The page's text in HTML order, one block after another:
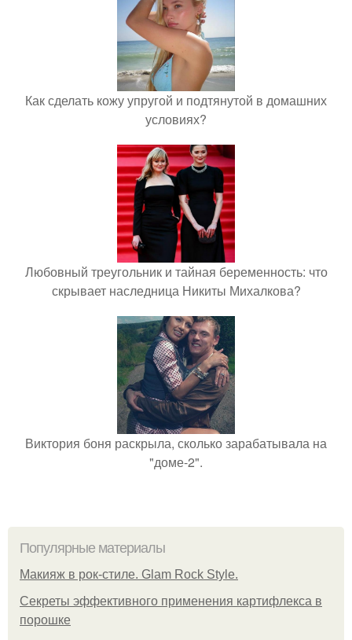
Как сделать кожу упругой и подтянутой в домашних
условиях?
Любовный треугольник и тайная беременность: что
скрывает наследница Никиты Михалкова?
Виктория боня раскрыла, сколько зарабатывала на
"доме-2".
Популярные материалы
Макияж в рок-стиле. Glam Rock Style.
Секреты эффективного применения картифлекса в
порошке